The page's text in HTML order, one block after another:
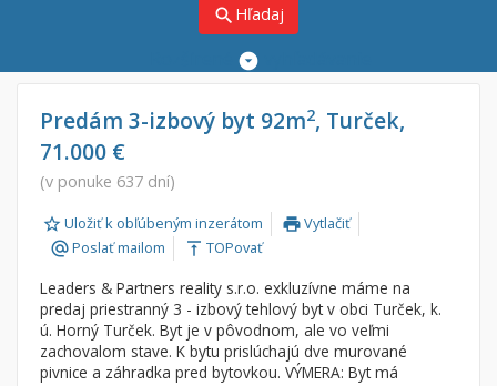
search Hľadaj
Predaj
Prenájom
Do:
Lokalita
×
Žilinský (kraj)
Predám 3-izbový byt 92m2, Turček,
71.000 €
(v ponuke 637 dní)
Uložiť k obľúbeným inzerátom printVytlačiť
alternate_emailPoslať mailom vertical_align_top TOPovať
Leaders & Partners reality s.r.o. exkluzívne máme na
predaj priestranný 3 - izbový tehlový byt v obci Turček, k.
ú. Horný Turček. Byt je v pôvodnom, ale vo veľmi
zachovalom stave. K bytu prislúchajú dve murované
pivnice a záhradka pred bytovkou. VÝMERA: Byt má